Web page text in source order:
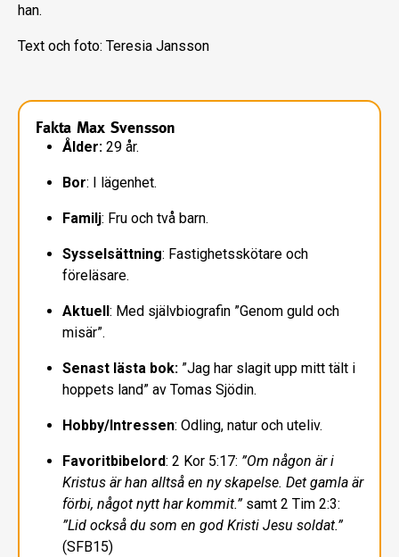
han.
Text och foto: Teresia Jansson
Fakta Max Svensson
Ålder: 29 år.
Bor: I lägenhet.
Familj: Fru och två barn.
Sysselsättning: Fastighetsskötare och
föreläsare.
Aktuell : Med självbiografin ”Genom guld och
misär”.
Senast lästa bok: ”Jag har slagit upp mitt tält i
hoppets land” av Tomas Sjödin.
Hobby/Intressen: Odling, natur och uteliv.
Favoritbibelord: 2 Kor 5:17: ”Om någon är i
Kristus är han alltså en ny skapelse. Det gamla är
förbi, något nytt har kommit.”samt 2 Tim 2:3:
”Lid också du som en god Kristi Jesu soldat.”
(SFB15)